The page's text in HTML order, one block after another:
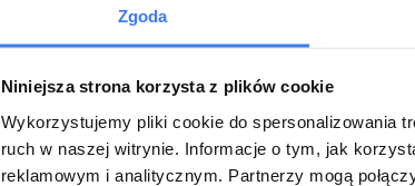
Zgoda
Niniejsza strona korzysta z plików cookie
Wykorzystujemy pliki cookie do spersonalizowania
ruch w naszej witrynie. Informacje o tym, jak
reklamowym i analitycznym. Partnerzy mogą